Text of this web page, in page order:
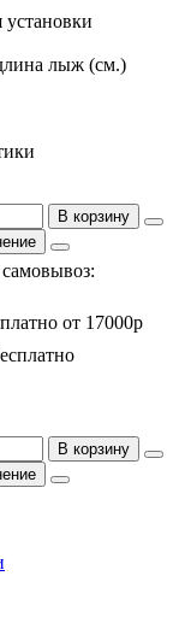
лыж (см.)
В корзину
от 17000р
В корзину